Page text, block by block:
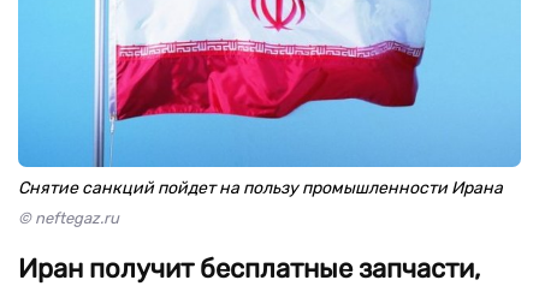
Снятие санкций пойдет на пользу промышленности Ирана
© neftegaz.ru
Иран получит бесплатные запчасти,